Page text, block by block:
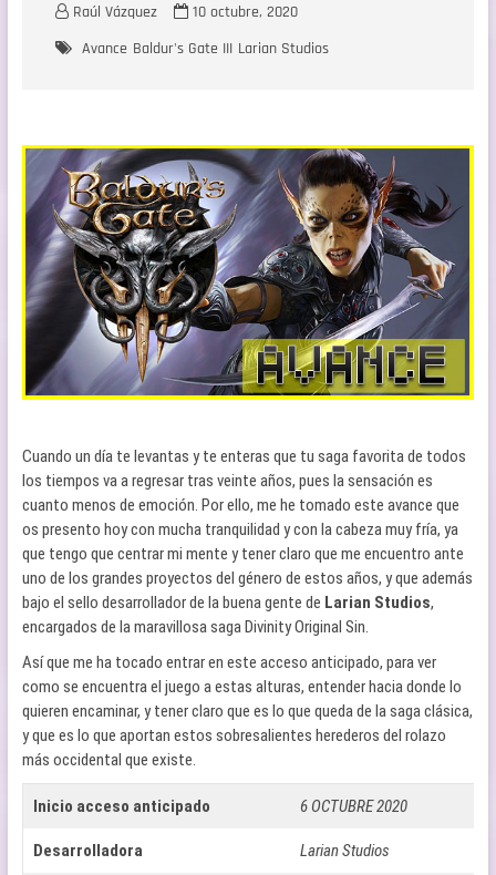
Raúl Vázquez
10 octubre, 2020
Avance Baldur's Gate III Larian Studios
Cuando un día te levantas y te enteras que tu saga favorita de todos
los tiempos va a regresar tras veinte años, pues la sensación es
cuanto menos de emoción. Por ello, me he tomado este avance que
os presento hoy con mucha tranquilidad y con la cabeza muy fría, ya
que tengo que centrar mi mente y tener claro que me encuentro ante
uno de los grandes proyectos del género de estos años, y que además
bajo el sello desarrollador de la buena gente de Larian Studios,
encargados de la maravillosa saga Divinity Original Sin.
Así que me ha tocado entrar en este acceso anticipado, para ver
como se encuentra el juego a estas alturas, entender hacia donde lo
quieren encaminar, y tener claro que es lo que queda de la saga clásica,
y que es lo que aportan estos sobresalientes herederos del rolazo
más occidental que existe.
Inicio acceso anticipado 6 OCTUBRE 2020
Desarrolladora Larian Studios